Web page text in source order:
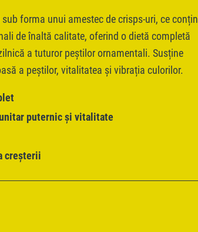
forma unui amestec de crisps-uri, ce conțin
de înaltă calitate, oferind o dietă completă
a tuturor peștilor ornamentali. Susține
a peștilor, vitalitatea și vibrația culorilor.
puternic și vitalitate
creșterii